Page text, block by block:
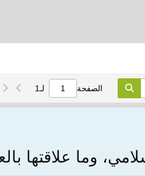
الصفحة لـ1
وما علاقتها